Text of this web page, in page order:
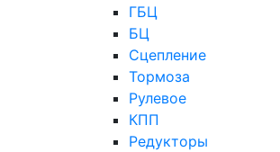
ГБЦ
БЦ
Сцепление
Тормоза
Рулевое
КПП
Редукторы